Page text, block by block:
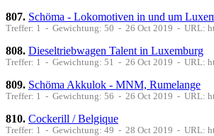
807. Schöma - Lokomotiven in und um
Treffer: 1 - Gewichtung: 50 - 26 Oct 2019 - URL:
808. Dieseltriebwagen Talent in Luxemburg
Treffer: 1 - Gewichtung: 51 - 26 Oct 2019 - URL:
809. Schöma Akkulok - MNM, Rumelange
Treffer: 1 - Gewichtung: 56 - 26 Oct 2019 - URL:
810. Cockerill / Belgique
Treffer: 1 - Gewichtung: 49 - 28 Oct 2019 - URL: